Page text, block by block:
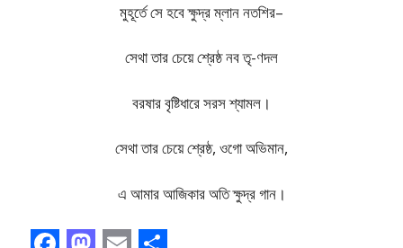
মুহূর্তে সে হবে ক্ষুদ্র ম্লান নতশির–
সেথা তার চেয়ে শ্রেষ্ঠ নব তৃ-ণদল
বরষার বৃষ্টিধারে সরস শ্যামল।
সেথা তার চেয়ে শ্রেষ্ঠ, ওগো অভিমান,
এ আমার আজিকার অতি ক্ষুদ্র গান।